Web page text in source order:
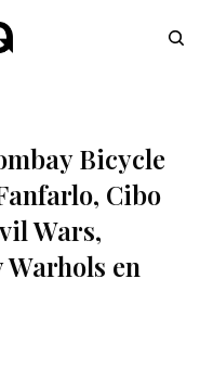
Bicycle
Cibo
Wars,
en